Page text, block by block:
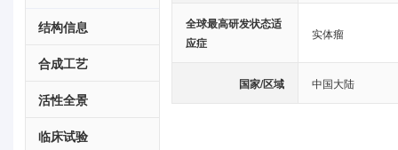
结构信息
合成工艺
活性全景
临床试验
全球最高研发状态适
应症
实体瘤
国家/区域 中国大陆